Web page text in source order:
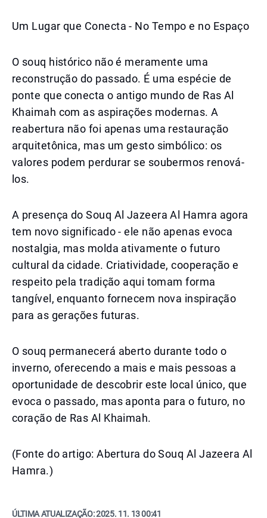
Um Lugar que Conecta - No Tempo e no Espaço
O souq histórico não é meramente uma
reconstrução do passado. É uma espécie de
ponte que conecta o antigo mundo de Ras Al
Khaimah com as aspirações modernas. A
reabertura não foi apenas uma restauração
arquitetônica, mas um gesto simbólico: os
valores podem perdurar se soubermos renová-
los.
A presença do Souq Al Jazeera Al Hamra agora
tem novo significado - ele não apenas evoca
nostalgia, mas molda ativamente o futuro
cultural da cidade. Criatividade, cooperação e
respeito pela tradição aqui tomam forma
tangível, enquanto fornecem nova inspiração
para as gerações futuras.
O souq permanecerá aberto durante todo o
inverno, oferecendo a mais e mais pessoas a
oportunidade de descobrir este local único, que
evoca o passado, mas aponta para o futuro, no
coração de Ras Al Khaimah.
(Fonte do artigo: Abertura do Souq Al Jazeera Al
Hamra.)
ÚLTIMA ATUALIZAÇÃO:2025. 11. 13 00:41